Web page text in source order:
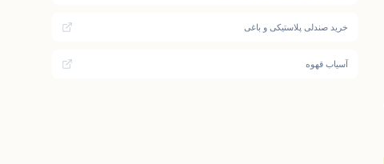
خرید صندلی پلاستیکی و باغی
آسیاب قهوه